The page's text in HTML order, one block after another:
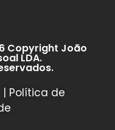
Copyright João
LDA.
| Política de